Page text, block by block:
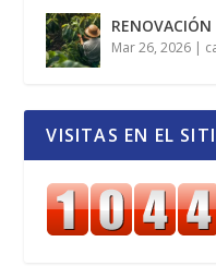
RENOVACIÓN
Mar 26, 2026 |
VISITAS EN EL